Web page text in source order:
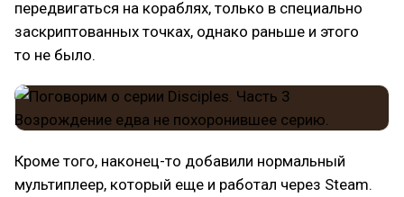
передвигаться на кораблях, только в специально
заскриптованных точках, однако раньше и этого
то не было.
Кроме того, наконец-то добавили нормальный
мультиплеер, который еще и работал через Steam.